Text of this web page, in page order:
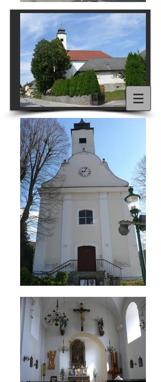
1/15
PFARREN
Hochwolkersdorf
und
Schwarzenbach